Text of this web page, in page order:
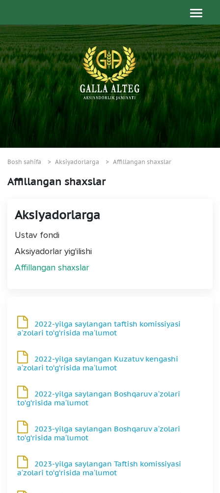
Bosh sahifa Aksiyadorlarga Affillangan shaxslar
Affillangan shaxslar
2023-yilga saylangan Taftish komissiyasi
aʼzolari to‘g‘risida maʼlumot
2023-yilga saylangan Boshqaruv aʼzolari
to‘g‘risida maʼlumot
2022-yilga saylangan Boshqaruv aʼzolari
to‘g‘risida maʼlumot
2022-yilga saylangan Kuzatuv kengashi
aʼzolari to‘g‘risida maʼlumot
2022-yilga saylangan taftish komissiyasi
aʼzolari to‘g‘risida maʼlumot
Aksiyadorlarga
Ustav fondi
Aksiyadorlar yig'ilishi
Affillangan shaxslar